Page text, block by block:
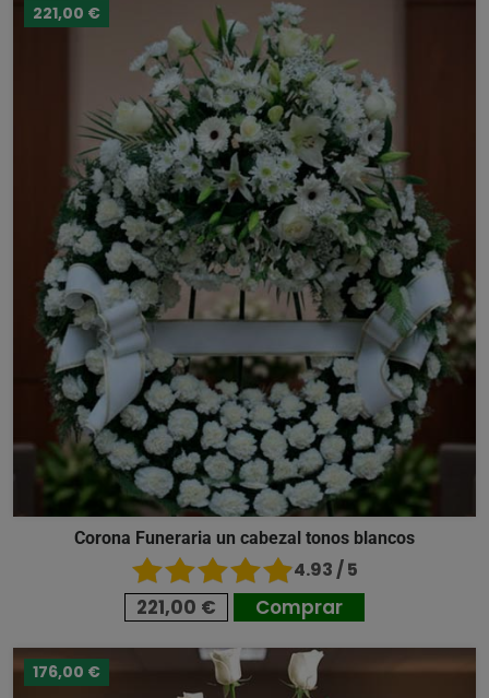
221,00 €
Corona Funeraria un cabezal tonos blancos
4.93 / 5
221,00 € Comprar
176,00 €